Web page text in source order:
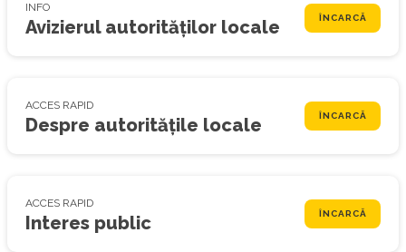
INFO
Avizierul autorităților locale ÎNCARCĂ
ACCES RAPID
Despre autoritățile locale ÎNCARCĂ
ACCES RAPID
Interes public ÎNCARCĂ